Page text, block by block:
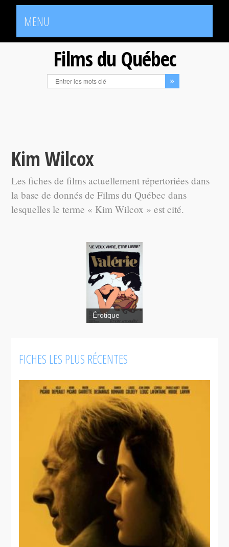
MENU
Films du Québec
Kim Wilcox
Les fiches de films actuellement répertoriées dans
la base de donnés de Films du Québec dans
lesquelles le terme « Kim Wilcox » est cité.
Érotique
FICHES LES PLUS RÉCENTES